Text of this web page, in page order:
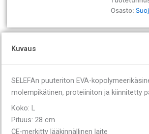
Osasto:
Kuvaus
SELEFAn puuteriton EVA-
molempikätinen, proteiiniton ja kiinnitetty
Koko: L
Pituus: 28 cm
CE-merkitty lääkinnällinen laite